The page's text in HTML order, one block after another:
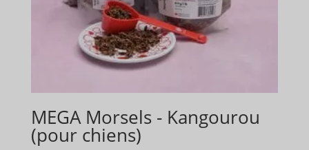
MEGA Morsels - Kangourou
(pour chiens)